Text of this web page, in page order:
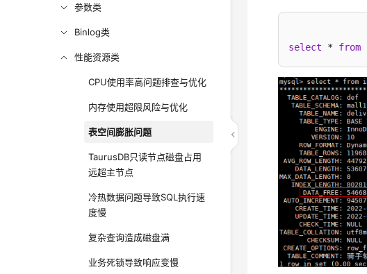
参数类
Binlog类
性能资源类
CPU使用率高问题排查与优化
内存使用超限风险与优化
表空间膨胀问题
TaurusDB只读节点磁盘占用
远超主节点
冷热数据问题导致SQL执行速
度慢
复杂查询造成磁盘满
业务死锁导致响应变慢
select * from